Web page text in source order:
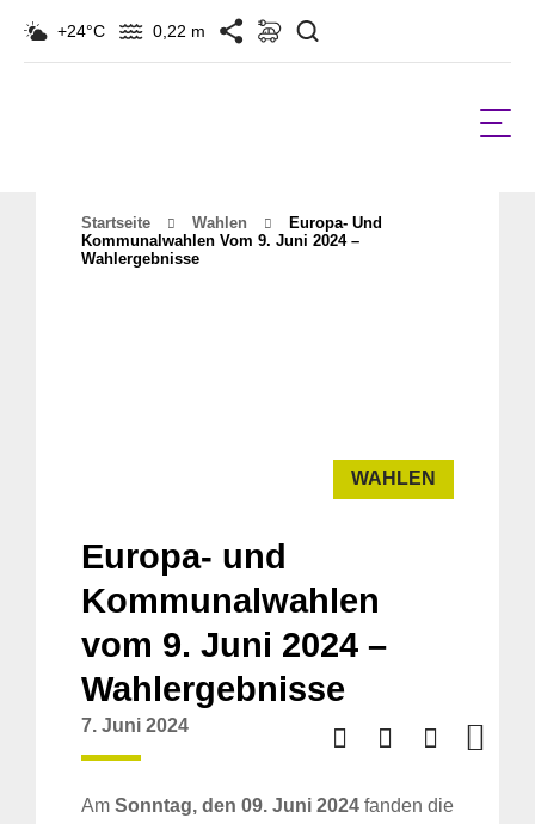
+24°C 0,22 m
Startseite Wahlen
Europa- Und
Kommunalwahlen Vom 9. Juni 2024 –
Wahlergebnisse
WAHLEN
Europa- und
Kommunalwahlen
vom 9. Juni 2024 –
Wahlergebnisse
7. Juni 2024
Am Sonntag, den 09. Juni 2024 fanden die